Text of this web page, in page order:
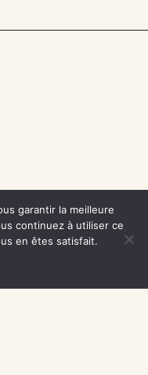
garantir la meilleure
continuez à utiliser ce
en êtes satisfait.